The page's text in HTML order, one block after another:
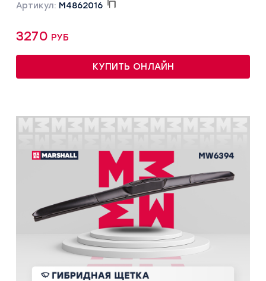
Артикул: M4862016
3270 руб
КУПИТЬ ОНЛАЙН